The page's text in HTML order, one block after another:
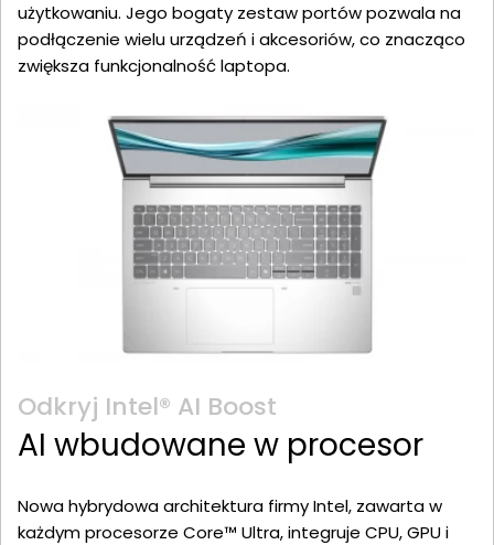
użytkowaniu. Jego bogaty zestaw portów pozwala na
podłączenie wielu urządzeń i akcesoriów, co znacząco
zwiększa funkcjonalność laptopa.
Odkryj Intel® AI Boost
AI wbudowane w procesor
Nowa hybrydowa architektura firmy Intel, zawarta w
każdym procesorze Core™ Ultra, integruje CPU, GPU i